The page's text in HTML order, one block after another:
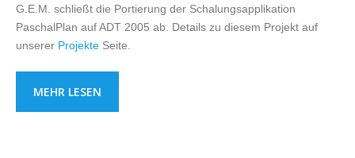
G.E.M. schließt die Portierung der Schalungsapplikation
PaschalPlan auf ADT 2005 ab. Details zu diesem Projekt auf
unserer Projekte Seite.
MEHR LESEN